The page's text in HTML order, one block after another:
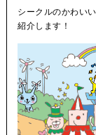
シークルのかわい
紹介します！